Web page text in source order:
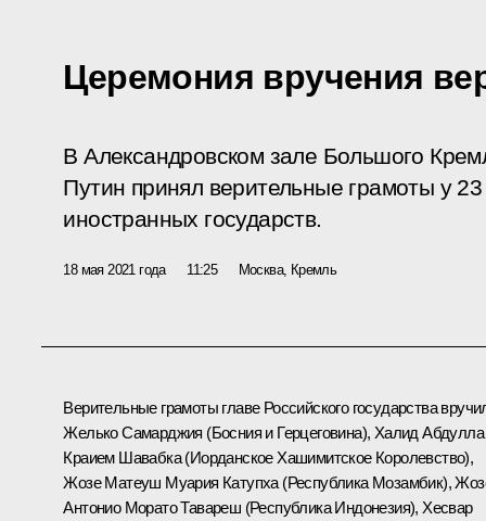
Церемония вручения
В Александровском зале Большого
Путин принял верительные грамоты у
иностранных государств.
18 мая 2021 года 11:25 Москва, Кремль
Верительные грамоты главе Российского государства
Желько Самарджия (Босния и Герцеговина), Халид Абдулла
Краием Шавабка (Иорданское Хашимитское Королевство),
Жозе Матеуш Муария Катупха (Республика Мозамбик),
Антонио Морато Тавареш (Республика Индонезия), Хесвар